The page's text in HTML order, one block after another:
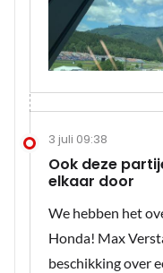
3 juli 09:38
Ook deze
elkaar door
We hebben het
Honda! Max
beschikking over